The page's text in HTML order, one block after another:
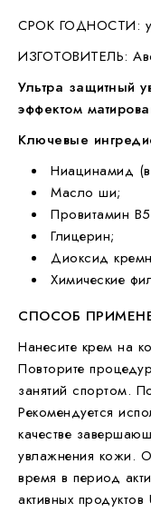
СРОК ГОДНОСТИ:
ИЗГОТОВИТЕЛЬ:
Ультра защитный
эффектом
Ключевые
Ниацинамид
Масло ши;
Провитамин
Глицерин;
Диоксид
Химические
СПОСОБ
Нанесите крем на
Повторите
занятий спортом.
Рекомендуется
качестве
увлажнения кожи.
время в период
активных продуктов